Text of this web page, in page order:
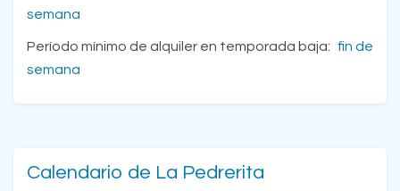
semana
Período mínimo de alquiler en temporada baja: fin de
semana
Calendario de La Pedrerita